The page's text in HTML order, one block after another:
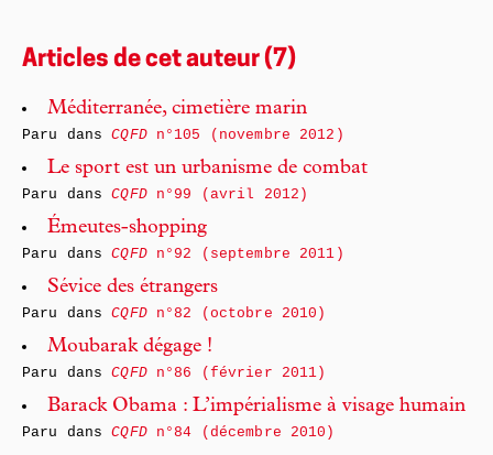
Articles de cet auteur (7)
Méditerranée, cimetière marin
Paru dansCQFDn°105 (novembre 2012)
Le sport est un urbanisme de combat
Paru dansCQFDn°99 (avril 2012)
Émeutes-shopping
Paru dansCQFDn°92 (septembre 2011)
Sévice des étrangers
Paru dansCQFDn°82 (octobre 2010)
Moubarak dégage !
Paru dansCQFDn°86 (février 2011)
Barack Obama : L’impérialisme à visage humain
Paru dansCQFDn°84 (décembre 2010)